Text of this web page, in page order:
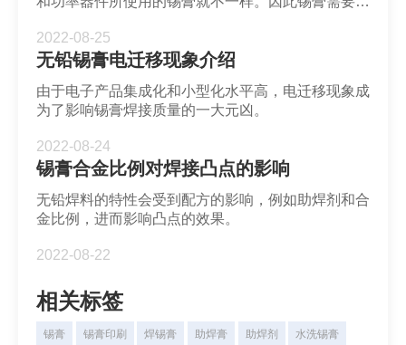
2022-08-25
无铅锡膏电迁移现象介绍
由于电子产品集成化和小型化水平高，电迁移现象成
为了影响锡膏焊接质量的一大元凶。
2022-08-24
锡膏合金比例对焊接凸点的影响
无铅焊料的特性会受到配方的影响，例如助焊剂和合
金比例，进而影响凸点的效果。
2022-08-22
相关标签
锡膏 锡膏印刷 焊锡膏 助焊膏 助焊剂 水洗锡膏